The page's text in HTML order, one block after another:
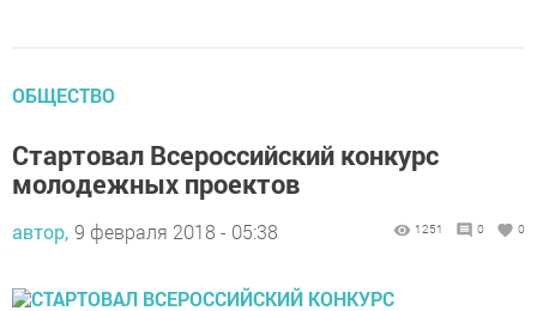
ОБЩЕСТВО
Стартовал Всероссийский конкурс
молодежных проектов
автор, 9 февраля 2018 - 05:38 1251 0 0